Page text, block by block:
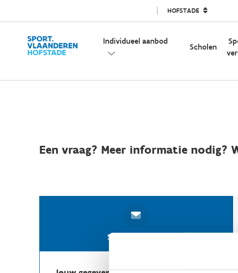
HOFSTADE
Individueel aanbod
Scholen
Een vraag? Meer informatie nodig?
Stuur een e-mail